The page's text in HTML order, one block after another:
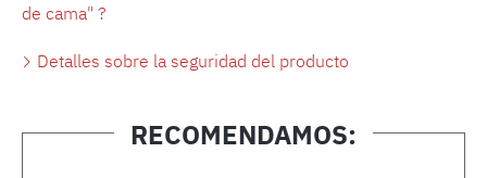
de cama" ?
Detalles sobre la seguridad del producto
RECOMENDAMOS: